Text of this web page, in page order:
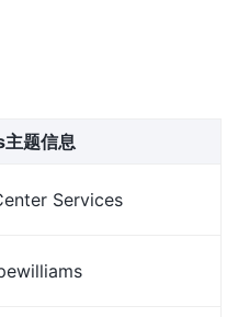
题信息
Services